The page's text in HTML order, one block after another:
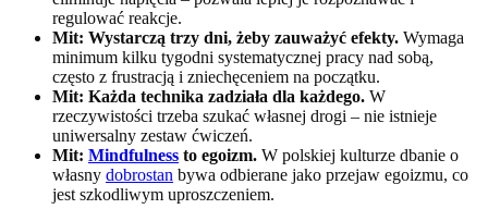
regulować reakcje.
Mit: Wystarczą trzy dni, żeby zauważyć efekty. Wymaga
minimum kilku tygodni systematycznej pracy nad sobą,
często z frustracją i zniechęceniem na początku.
Mit: Każda technika zadziała dla każdego. W
rzeczywistości trzeba szukać własnej drogi – nie istnieje
uniwersalny zestaw ćwiczeń.
Mit: Mindfulness to egoizm. W polskiej kulturze dbanie o
własny dobrostan bywa odbierane jako przejaw egoizmu, co
jest szkodliwym uproszczeniem.